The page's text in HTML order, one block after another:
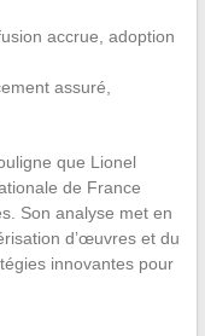
accrue, adoption
assuré,
que Lionel
de France
Son analyse met en
d’œuvres et du
innovantes pour